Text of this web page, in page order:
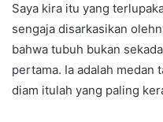
Saya kira itu yang
sengaja disarkasikan
bahwa tubuh bukan
pertama. Ia adalah medan
diam itulah yang paling